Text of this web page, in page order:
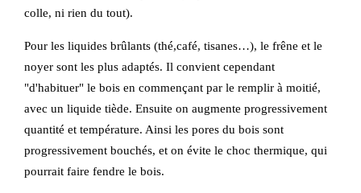
colle, ni rien du tout).
Pour les liquides brûlants (thé,café, tisanes…), le frêne et le
noyer sont les plus adaptés. Il convient cependant
"d'habituer" le bois en commençant par le remplir à moitié,
avec un liquide tiède. Ensuite on augmente progressivement
quantité et température. Ainsi les pores du bois sont
progressivement bouchés, et on évite le choc thermique, qui
pourrait faire fendre le bois.